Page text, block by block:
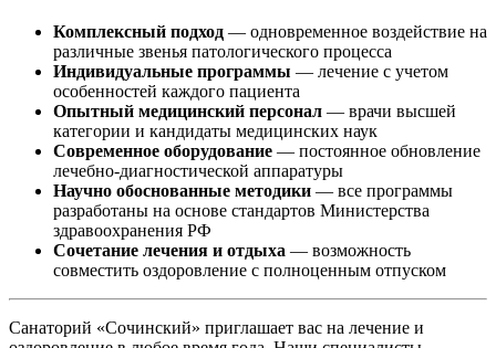
Комплексный подход — одновременное воздействие на
различные звенья патологического процесса
Индивидуальные программы — лечение с учетом
особенностей каждого пациента
Опытный медицинский персонал — врачи высшей
категории и кандидаты медицинских наук
Современное оборудование — постоянное обновление
лечебно-диагностической аппаратуры
Научно обоснованные методики — все программы
разработаны на основе стандартов Министерства
здравоохранения РФ
Сочетание лечения и отдыха — возможность
совместить оздоровление с полноценным отпуском
Санаторий «Сочинский» приглашает вас на лечение и